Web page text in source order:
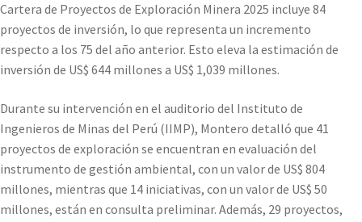
Cartera de Proyectos de Exploración Minera 2025 incluye 84
proyectos de inversión, lo que representa un incremento
respecto a los 75 del año anterior. Esto eleva la estimación de
inversión de US$ 644 millones a US$ 1,039 millones.
Durante su intervención en el auditorio del Instituto de
Ingenieros de Minas del Perú (IIMP), Montero detalló que 41
proyectos de exploración se encuentran en evaluación del
instrumento de gestión ambiental, con un valor de US$ 804
millones, mientras que 14 iniciativas, con un valor de US$ 50
millones, están en consulta preliminar. Además, 29 proyectos,